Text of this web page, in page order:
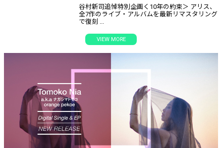
谷村新司追悼特別企画く10年の約束＞ アリス、
全7作のライブ・アルバムを最新リマスタリング
で復刻 ...
VIEW MORE